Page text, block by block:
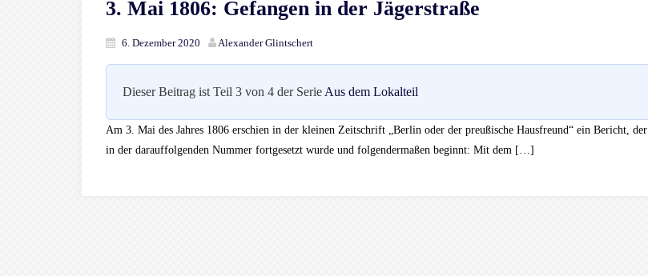
3. Mai 1806: Gefangen in der Jägerstraße
6. Dezember 2020 Alexander Glintschert
Dieser Beitrag ist Teil 3 von 4 der Serie Aus dem Lokalteil
Am 3. Mai des Jahres 1806 erschien in der kleinen Zeitschrift „Berlin oder der preußische Hausfreund“ ein Bericht, der
in der darauffolgenden Nummer fortgesetzt wurde und folgendermaßen beginnt: Mit dem […]